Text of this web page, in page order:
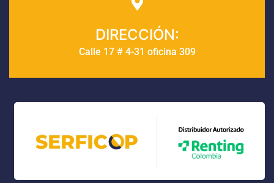
DIRECCIÓN:
Calle 17 # 4-31 oficina 309